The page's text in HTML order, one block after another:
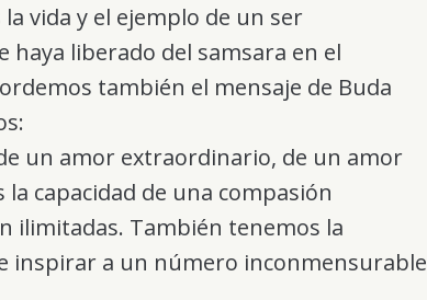
vida y el ejemplo de un ser
liberado del samsara en el
también el mensaje de Buda
un amor extraordinario, de un amor
capacidad de una compasión
ilimitadas. También tenemos la
inspirar a un número inconmensurable